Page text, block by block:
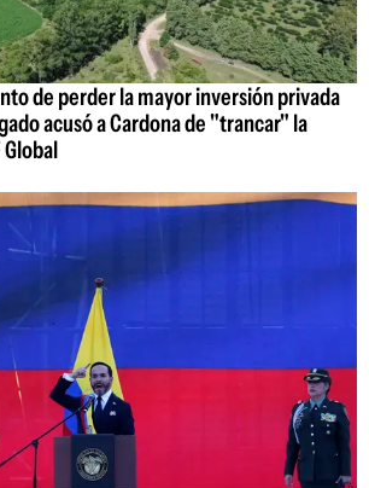
de perder la mayor inversión privada
acusó a Cardona de "trancar" la